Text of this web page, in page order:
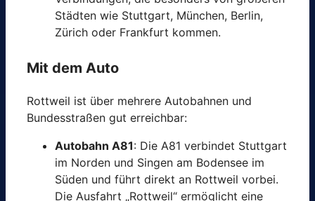
Städten wie Stuttgart, München, Berlin,
Zürich oder Frankfurt kommen.
Mit dem Auto
Rottweil ist über mehrere Autobahnen und
Bundesstraßen gut erreichbar:
Autobahn A81: Die A81 verbindet Stuttgart
im Norden und Singen am Bodensee im
Süden und führt direkt an Rottweil vorbei.
Die Ausfahrt „Rottweil“ ermöglicht eine